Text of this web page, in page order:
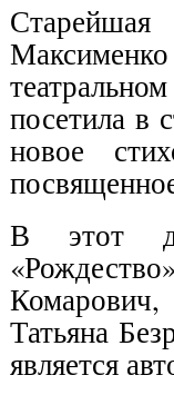
посетила в
новое
В этот
Татьяна
является